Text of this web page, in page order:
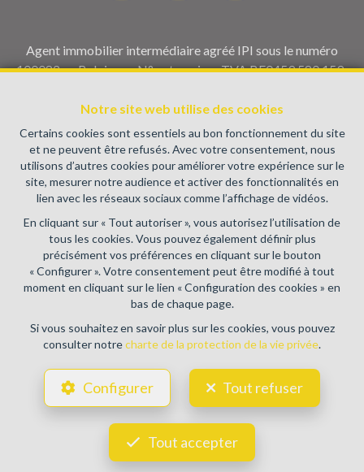
Notre site web utilise des cookies
Certains cookies sont essentiels au bon fonctionnement du site
et ne peuvent être refusés. Avec votre consentement, nous
utilisons d’autres cookies pour améliorer votre expérience sur le
site, mesurer notre audience et activer des fonctionnalités en
lien avec les réseaux sociaux comme l’affichage de vidéos.
En cliquant sur « Tout autoriser », vous autorisez l’utilisation de
tous les cookies. Vous pouvez également définir plus
précisément vos préférences en cliquant sur le bouton
« Configurer ». Votre consentement peut être modifié à tout
moment en cliquant sur le lien « Configuration des cookies » en
bas de chaque page.
Si vous souhaitez en savoir plus sur les cookies, vous pouvez
consulter notrecharte de la protection de la vie privée.
Configurer Tout refuser
Tout accepter
Agent immobilier intermédiaire agréé IPI sous le numéro
100082 en Belgique - N° entreprise : TVA BE0459.580.159-
immobiliers, rue du Luxembourg 16B, 1000 Bruxelles (+32 2
505 38 50 - info@ipi.be) - Soumis aucode déontologique de l’
IPI
RC professionnelle et cautionnement via AXA Belgium SA,
Place du Trône 1, 1000 Bruxelles – police n° 730.390.160.
Couverture valable pour les activités réalisées en Belgique
Conditions générales d'utilisation du site
Charte de la protection de la vie privée
Configuration des cookies
POWERED BY
DESIGNED AND DEVELOPED BY
WEBULOUS.IMMO